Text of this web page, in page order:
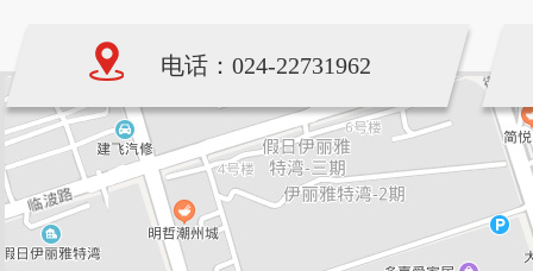
电话：024-22731962